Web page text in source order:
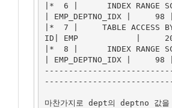
|*  6 |      INDEX RANGE
| EMP_DEPTNO_IDX |     98 |
|*  7 |     TABLE ACCESS BY
ID| EMP            |
|*  8 |      INDEX RANGE
| EMP_DEPTNO_IDX |     98 |
마찬가지로 dept의 deptno 값을